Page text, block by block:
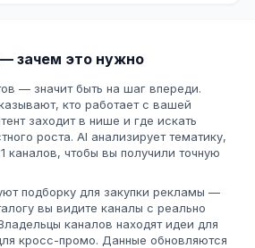
зачем это нужно
— значит быть на шаг впереди.
кто работает с вашей
заходит в нише и где искать
роста. AI анализирует тематику,
каналов, чтобы вы получили точную
подборку для закупки рекламы —
вы видите каналы с реально
каналов находят идеи для
кросс-промо. Данные обновляются